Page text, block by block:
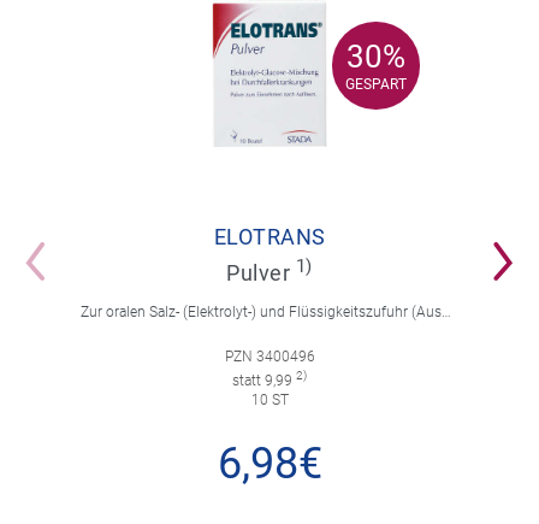
30%
GESPART
30%
GESPART
ELOTRANS
Pulver 1)
Zur oralen Salz- (Elektrolyt-) und Flüssigkeitszufuhr (Ausgleich von Salz- und Wasserverlusten) bei Durchfallerkrankungen.
PZN 3400496
statt 9,99 2)
10 ST
6,98€